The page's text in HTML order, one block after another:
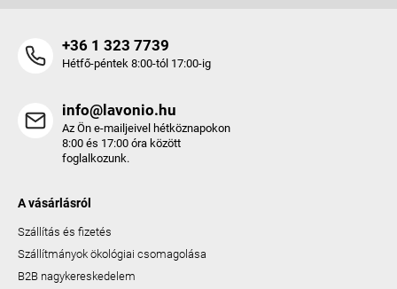
+36 1 323 7739
Hétfő-péntek 8:00-tól 17:00-ig
info@lavonio.hu
Az Ön e-mailjeivel hétköznapokon
8:00 és 17:00 óra között
foglalkozunk.
A vásárlásról
Szállítás és fizetés
Szállítmányok ökológiai csomagolása
B2B nagykereskedelem